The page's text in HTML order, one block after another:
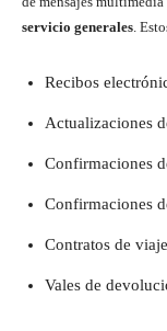
servicio generales .
Recibos
Actualizaciones
Confirmaciones
Confirmaciones
Contratos de
Vales de